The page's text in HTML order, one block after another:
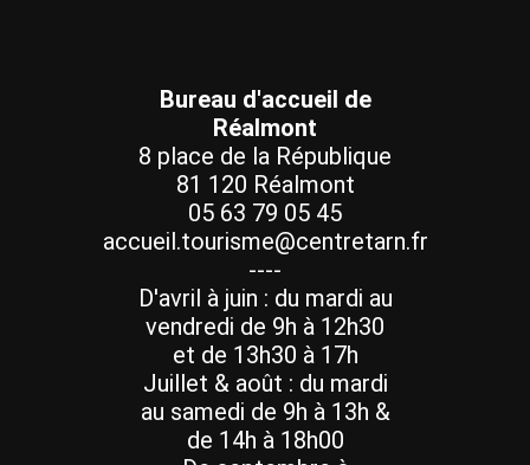
Bureau d'accueil de
Réalmont
8 place de la République
81 120 Réalmont
05 63 79 05 45
accueil.tourisme@centretarn.fr
----
D'avril à juin : du mardi au
vendredi de 9h à 12h30
et de 13h30 à 17h
Juillet & août : du mardi
au samedi de 9h à 13h &
de 14h à 18h00